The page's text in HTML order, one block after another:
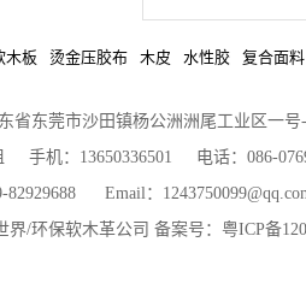
木板 烫金压胶布 木皮 水性胶 复合面料
省东莞市沙田镇杨公洲洲尾工业区一号
手机：13650336501 电话：086-
82929688 Email：
界/环保软木革公司 备案号：粤ICP备